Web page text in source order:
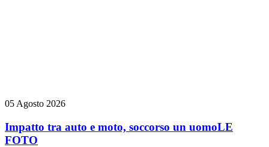
05 Agosto 2026
Impatto tra auto e moto, soccorso un uomoLE
FOTO